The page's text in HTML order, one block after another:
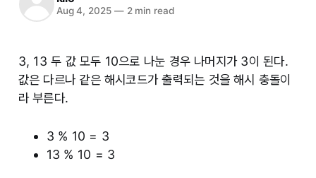
Aug 4, 2025 —2 min read
3, 13 두 값 모두 10으로 나눈 경우 나머지가 3이 된다.
값은 다르나 같은 해시코드가 출력되는 것을 해시 충돌이
라 부른다.
3 % 10 = 3
13 % 10 = 3